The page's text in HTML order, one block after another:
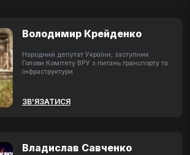
Володимир Крейденко
Народний депутат України, заступник
Голови Комітету ВРУ з питань транспорту та
інфраструктури
ЗВ'ЯЗАТИСЯ
Владислав Савченко